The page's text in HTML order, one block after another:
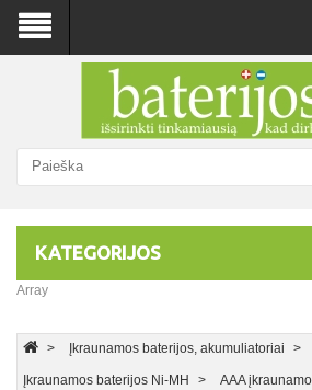
KATEGORIJOS
Array
Įkraunamos baterijos, akumuliatoriai
Įkraunamos baterijos Ni-MH AAA